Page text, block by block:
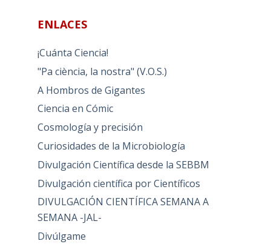
ENLACES
¡Cuánta Ciencia!
"Pa ciència, la nostra" (V.O.S.)
A Hombros de Gigantes
Ciencia en Cómic
Cosmología y precisión
Curiosidades de la Microbiología
Divulgación Científica desde la SEBBM
Divulgación científica por Científicos
DIVULGACIÓN CIENTÍFICA SEMANA A
SEMANA -JAL-
Divúlgame